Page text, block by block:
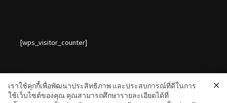
[wps_visitor_counter]
เราใช้คุกกี้เพื่อพัฒนาประสิทธิภาพ และประสบการณ์ที่ดีในการ
ใช้เว็บไซต์ของคุณ คุณสามารถศึกษารายละเอียดได้ที่